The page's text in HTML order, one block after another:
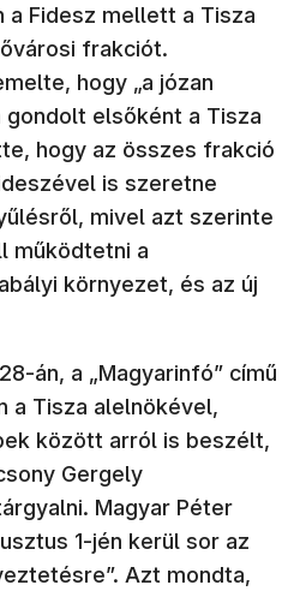
a Fidesz mellett a Tisza
frakciót.
hogy „a józan
gondolt elsőként a Tisza
hogy az összes frakció
is szeretne
mivel azt szerinte
működtetni a
környezet, és az új
án, a „Magyarinfó” című
a Tisza alelnökével,
között arról is beszélt,
Gergely
Magyar Péter
1-jén kerül sor az
Azt mondta,